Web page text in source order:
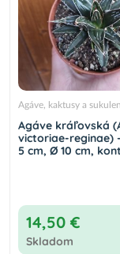
Agáve, kaktusy a
Agáve kráľovská
victoriae-reginae)
5 cm, Ø 10 cm,
14,50 €
Skladom